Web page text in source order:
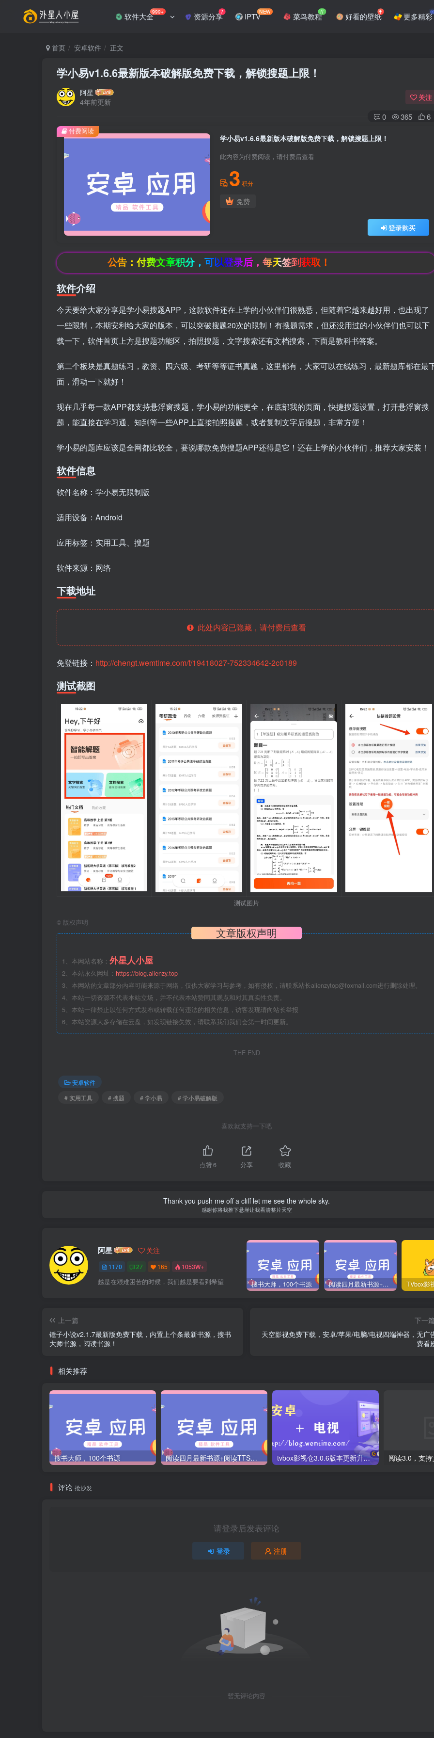
软件大全999+ 资源分享
? IPTVNEW 菜鸟教程IT 好看的壁纸 更多精彩
首页 安卓软件 正文
学小易v1.6.6最新版本破解版免费下载，解锁搜题上限！
阿星
4年前更新
关注
0 365 6
学小易v1.6.6最新版本破解版免费下载，解锁搜题上限！
此内容为付费阅读，请付费后查看
3 积分
免费
登录购买
付费阅读
公告：付费文章积分，可以登录后，每天签到获取！
软件介绍
今天要给大家分享是学小易搜题APP，这款软件还在上学的小伙伴们很熟悉，但随着它越来越好用，也出现了
一些限制，本期安利给大家的版本，可以突破搜题20次的限制！有搜题需求，但还没用过的小伙伴们也可以下
载一下，软件首页上方是搜题功能区，拍照搜题，文字搜索还有文档搜索，下面是教科书答案​。
第二个板块是真题练习，教资、四六级、考研等等证书真题，这里都有，大家可以在线练习，最新题库都在最
面，滑动一下就好！
​现在几乎每一款APP都支持悬浮窗搜题，学小易的功能更全，在底部我的页面，快捷搜题设置，打开悬浮窗搜
题，能直接在学习通、知到等一些APP上直接拍照搜题，或者复制文字​后搜题，非常方便！
学小易的题库应该是全网都比较全，要说哪款免费搜题APP还得是它！​还在上学的小伙伴们，推荐大家安装！
软件信息
软件名称：学小易无限制版
适用设备：Android
应用标签：实用工具、搜题
软件来源：网络
下载地址
此处内容已隐藏，请付费后查看
免登链接： http://chengt.wemtime.com/f/19418027-752334642-2c0189
测试截图
测试图片
© 版权声明
文章版权声明
1、本网站名称： 外星人小屋
2、本站永久网址： https://blog.alienzy.top
3、本网站的文章部分内容可能来源于网络，仅供大家学习与参考，如有侵权，请联系站长alienzytop@foxmail.com进行删除处理。
4、本站一切资源不代表本站立场，并不代表本站赞同其观点和对其真实性负责。
5、本站一律禁止以任何方式发布或转载任何违法的相关信息，访客发现请向站长举报
6、本站资源大多存储在云盘，如发现链接失效，请联系我们我们会第一时间更新。
THE END
安卓软件
# 实用工具
# 搜题 # 学小易 # 学小易破解版
喜欢就支持一下吧
点赞6 分享 收藏
Thank you push me off a cliff let me see the whole sky.
感谢你将我推下悬崖让我看清整片天空
阿星 关注
1170 27 165 1053W+
越是在艰难困苦的时候，我们越是要看到希望 搜书大师，100个书源 阅读四月最新书源+阅读TTS语音引擎安装教程
上一篇
锤子小说v2.1.7最新版免费下载，内置上个条最新书源，搜书
大师书源，阅读书源！
下一
天空影视免费下载，安卓/苹果/电脑/电视四端神器，无广
费看
相关推荐
搜书大师，100个书源 阅读四月最新书源+阅读TTS语音引擎安装教程 tvbox影视仓3.0.6版本更新升级，附最新可用tvbox影视仓库接口地址！
评论 抢沙发
请登录后发表评论
登录 注册
暂无评论内容